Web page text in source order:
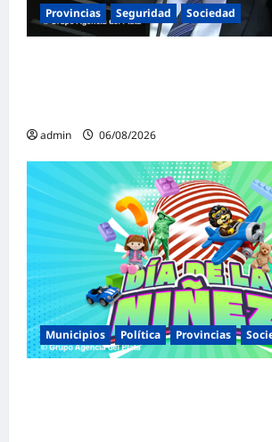
Provincias
Seguridad Sociedad
admin 06/08/2026
Municipios Política Provincias